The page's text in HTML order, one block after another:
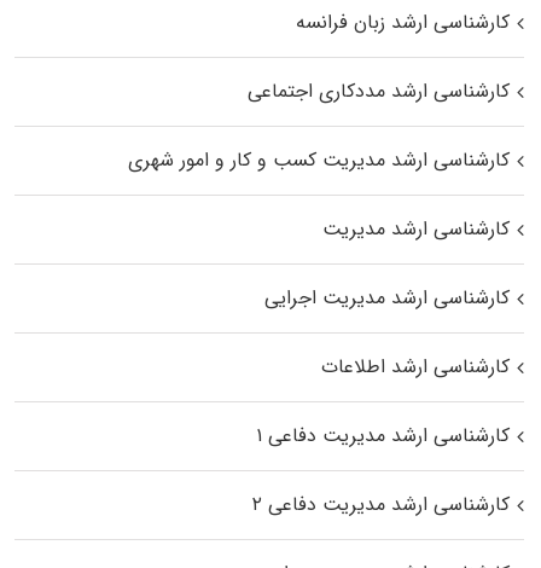
کارشناسی ارشد زبان فرانسه
کارشناسی ارشد مددکاری اجتماعی
کارشناسی ارشد مدیریت کسب و کار و امور شهری
کارشناسی ارشد مدیریت
کارشناسی ارشد مدیریت اجرایی
کارشناسی ارشد اطلاعات
کارشناسی ارشد مدیریت دفاعی ۱
کارشناسی ارشد مدیریت دفاعی ۲